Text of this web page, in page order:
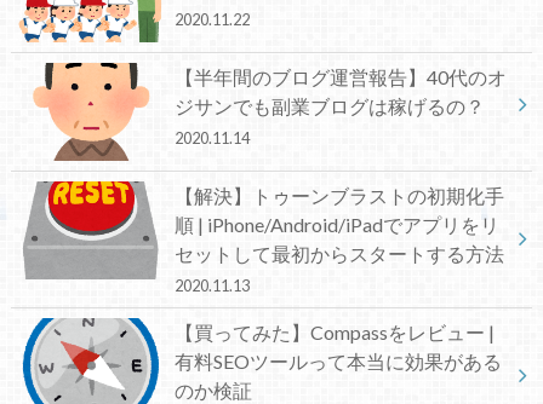
2020.11.22
【半年間のブログ運営報告】40代のオ
ジサンでも副業ブログは稼げるの？
2020.11.14
【解決】トゥーンブラストの初期化手
順 | iPhone/Android/iPadでアプリをリ
セットして最初からスタートする方法
2020.11.13
【買ってみた】Compassをレビュー |
有料SEOツールって本当に効果がある
のか検証